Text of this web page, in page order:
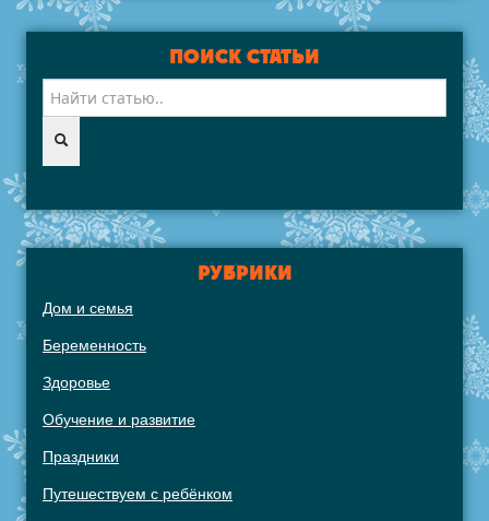
ПОИСК СТАТЬИ
РУБРИКИ
Дом и семья
Беременность
Здоровье
Обучение и развитие
Праздники
Путешествуем с ребёнком